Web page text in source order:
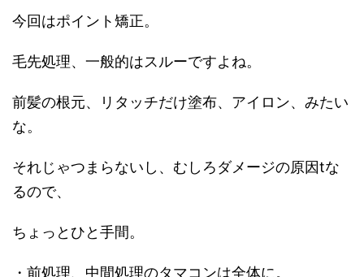
今回はポイント矯正。
毛先処理、一般的はスルーですよね。
前髪の根元、リタッチだけ塗布、アイロン、みたい
な。
それじゃつまらないし、むしろダメージの原因tな
るので、
ちょっとひと手間。
・前処理、中間処理のタマコンは全体に。